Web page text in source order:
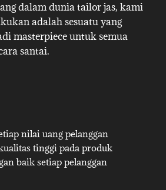
dalam dunia tailor jas, kami
adalah sesuatu yang
masterpiece untuk semua
santai.
nilai uang pelanggan
tinggi pada produk
baik setiap pelanggan